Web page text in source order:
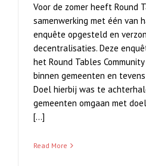
Voor de zomer heeft Round
samenwerking met één van
enquête opgesteld en
decentralisaties. Deze
het Round Tables
binnen gemeenten en
Doel hierbij was te
gemeenten omgaan met
[…]
Read More